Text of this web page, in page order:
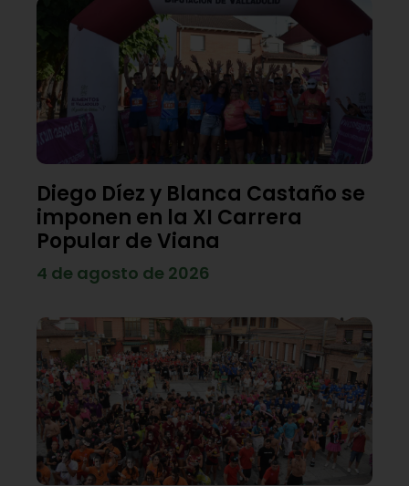
Diego Díez y Blanca Castaño se
imponen en la XI Carrera
Popular de Viana
4 de agosto de 2026